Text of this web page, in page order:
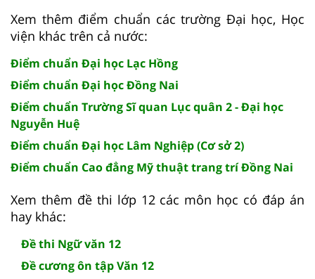
Xem thêm điểm chuẩn các trường Đại học, Học
viện khác trên cả nước:
Điểm chuẩn Đại học Lạc Hồng
Điểm chuẩn Đại học Đồng Nai
Điểm chuẩn Trường Sĩ quan Lục quân 2 - Đại học
Nguyễn Huệ
Điểm chuẩn Đại học Lâm Nghiệp (Cơ sở 2)
Điểm chuẩn Cao đẳng Mỹ thuật trang trí Đồng Nai
Xem thêm đề thi lớp 12 các môn học có đáp án
hay khác:
Đề thi Ngữ văn 12
Đề cương ôn tập Văn 12